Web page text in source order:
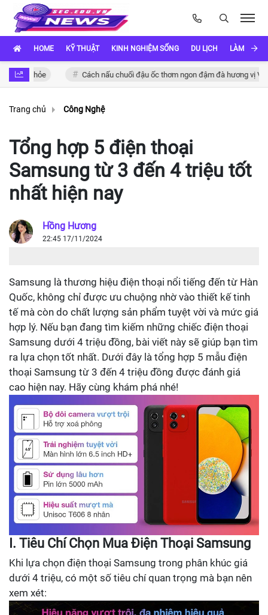
HOME KỸ THUẬT KINH NGHIỆM SỐNG DU LỊCH LÀM ĐẸP
khỏe Cách nấu chuối đậu ốc thơm ngon đậm đà hương vị Việt
Trang chủ Công Nghệ
Tổng hợp 5 điện thoại
Samsung từ 3 đến 4 triệu tốt
nhất hiện nay
Hồng Hương
22:45 17/11/2024
Samsung là thương hiệu điện thoại nổi tiếng đến từ Hàn
Quốc, không chỉ được ưu chuộng nhờ vào thiết kế tinh
tế mà còn do chất lượng sản phẩm tuyệt vời và mức giá
hợp lý. Nếu bạn đang tìm kiếm những chiếc điện thoại
Samsung dưới 4 triệu đồng, bài viết này sẽ giúp bạn tìm
ra lựa chọn tốt nhất. Dưới đây là tổng hợp 5 mẫu điện
thoại Samsung từ 3 đến 4 triệu đồng được đánh giá
cao hiện nay. Hãy cùng khám phá nhé!
I. Tiêu Chí Chọn Mua Điện Thoại Samsung
Khi lựa chọn điện thoại Samsung trong phân khúc giá
dưới 4 triệu, có một số tiêu chí quan trọng mà bạn nên
xem xét: